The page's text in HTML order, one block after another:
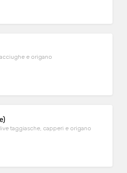
e origano
taggiasche, capperi e origano